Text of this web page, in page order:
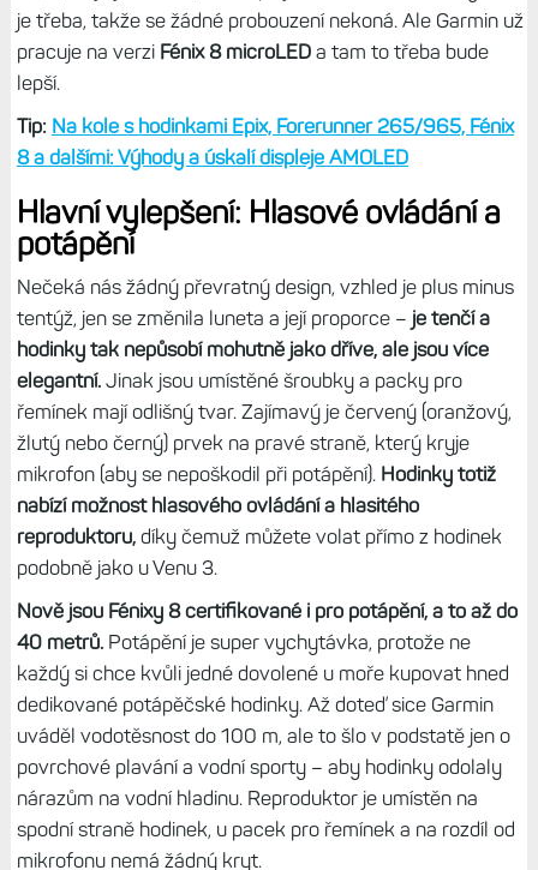
je třeba, takže se žádné probouzení nekoná. Ale Garmin už
pracuje na verzi Fénix 8 microLEDa tam to třeba bude
lepší.
Tip: Na kole s hodinkami Epix, Forerunner 265/965, Fénix
8 a dalšími: Výhody a úskalí displeje AMOLED
Hlavní vylepšení: Hlasové ovládání a
potápění
Nečeká nás žádný převratný design, vzhled je plus minus
tentýž, jen se změnila luneta a její proporce – je tenčí a
hodinky tak nepůsobí mohutně jako dříve, ale jsou více
elegantní.Jinak jsou umístěné šroubky a packy pro
řemínek mají odlišný tvar. Zajímavý je červený (oranžový,
žlutý nebo černý) prvek na pravé straně, který kryje
mikrofon (aby se nepoškodil při potápění). Hodinky totiž
nabízí možnost hlasového ovládání a hlasitého
reproduktoru, díky čemuž můžete volat přímo z hodinek
podobně jako u Venu 3.
Nově jsou Fénixy 8 certifikované i pro potápění, a to až do
40 metrů.Potápění je super vychytávka, protože ne
každý si chce kvůli jedné dovolené u moře kupovat hned
dedikované potápěčské hodinky. Až doteď sice Garmin
uváděl vodotěsnost do 100 m, ale to šlo v podstatě jen o
povrchové plavání a vodní sporty – aby hodinky odolaly
nárazům na vodní hladinu. Reproduktor je umístěn na
spodní straně hodinek, u pacek pro řemínek a na rozdíl od
mikrofonu nemá žádný kryt.